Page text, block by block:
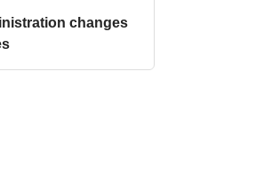
changes